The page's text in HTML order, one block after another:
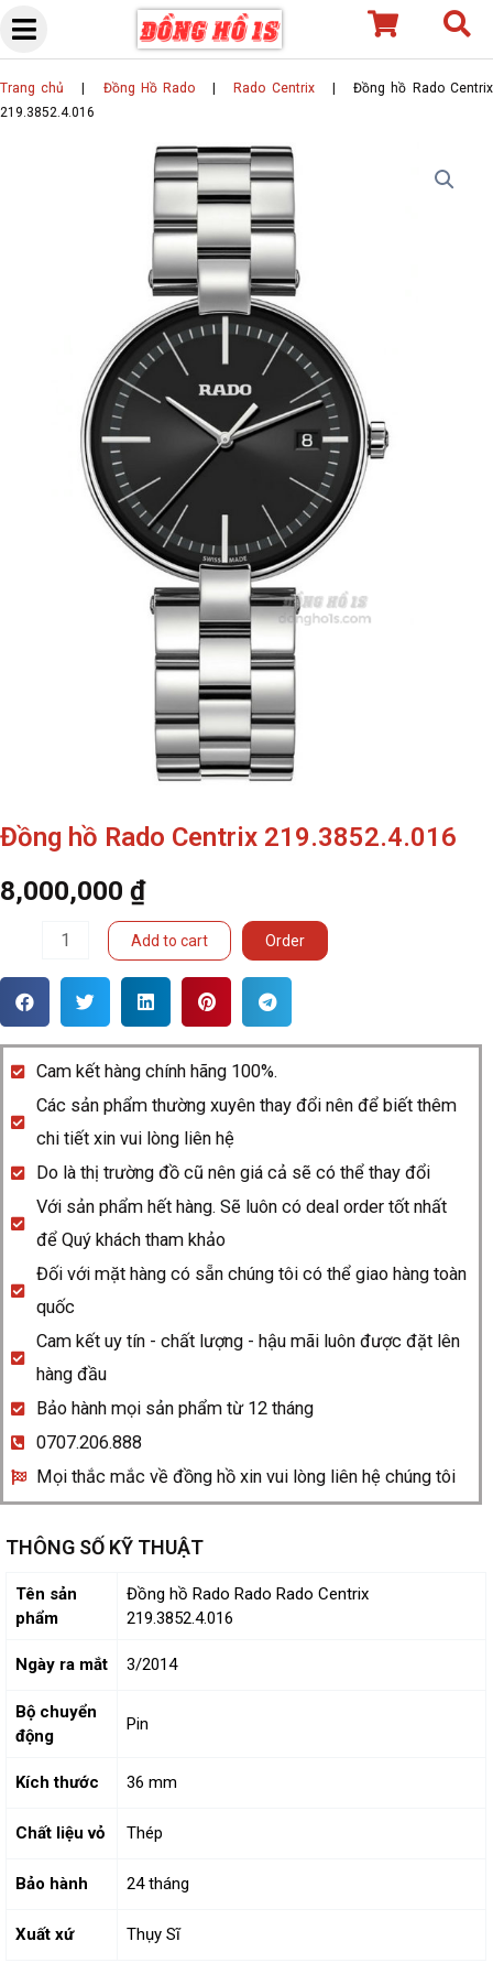
Skip
content
Trang chủ Đồng Hồ Rado Rado Centrix| Đồng hồ Rado Centrix
219.3852.4.016
Đồng hồ Rado Centrix 219.3852.4.016
8,000,000 ₫
Rado
219.3852.4.016
quantity
Add to cart Order
Cam kết hàng chính hãng 100%.
Các sản phẩm thường xuyên thay đổi nên để biết thêm
chi tiết xin vui lòng liên hệ
Do là thị trường đồ cũ nên giá cả sẽ có thể thay đổi
Với sản phẩm hết hàng. Sẽ luôn có deal order tốt nhất
để Quý khách tham khảo
Đối với mặt hàng có sẵn chúng tôi có thể giao hàng toàn
quốc
Cam kết uy tín - chất lượng - hậu mãi luôn được đặt lên
hàng đầu
Bảo hành mọi sản phẩm từ 12 tháng
0707.206.888
Mọi thắc mắc về đồng hồ xin vui lòng liên hệ chúng tôi
THÔNG SỐ KỸ THUẬT
Tên sản
phẩm
Đồng hồ Rado Rado Rado Centrix
219.3852.4.016
Ngày ra mắt 3/2014
Bộ chuyển
động
Pin
Kích thước 36 mm
Chất liệu vỏ Thép
Bảo hành 24 tháng
Xuất xứ Thụy Sĩ